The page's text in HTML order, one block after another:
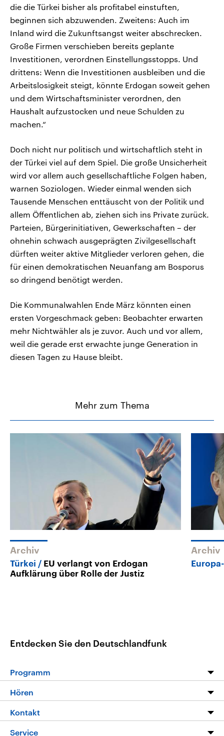
die die Türkei bisher als profitabel einstuften,
beginnen sich abzuwenden. Zweitens: Auch im
Inland wird die Zukunftsangst weiter abschrecken.
Große Firmen verschieben bereits geplante
Investitionen, verordnen Einstellungsstopps. Und
drittens: Wenn die Investitionen ausbleiben und die
Arbeitslosigkeit steigt, könnte Erdogan soweit gehen
und dem Wirtschaftsminister verordnen, den
Haushalt aufzustocken und neue Schulden zu
machen.“
Doch nicht nur politisch und wirtschaftlich steht in
der Türkei viel auf dem Spiel. Die große Unsicherheit
wird vor allem auch gesellschaftliche Folgen haben,
warnen Soziologen. Wieder einmal wenden sich
Tausende Menschen enttäuscht von der Politik und
allem Öffentlichen ab, ziehen sich ins Private zurück.
Parteien, Bürgerinitiativen, Gewerkschaften – der
ohnehin schwach ausgeprägten Zivilgesellschaft
dürften weiter aktive Mitglieder verloren gehen, die
für einen demokratischen Neuanfang am Bosporus
so dringend benötigt werden.
Die Kommunalwahlen Ende März könnten einen
ersten Vorgeschmack geben: Beobachter erwarten
mehr Nichtwähler als je zuvor. Auch und vor allem,
weil die gerade erst erwachte junge Generation in
diesen Tagen zu Hause bleibt.
Mehr zum Thema
Archiv
Türkei
EU verlangt von Erdogan
Aufklärung über Rolle der Justiz
Archiv
Entdecken Sie den Deutschlandfunk
Programm
Programm
Die Nachrichten
Hören
Livestream
Kontakt
Hörerservice
Service